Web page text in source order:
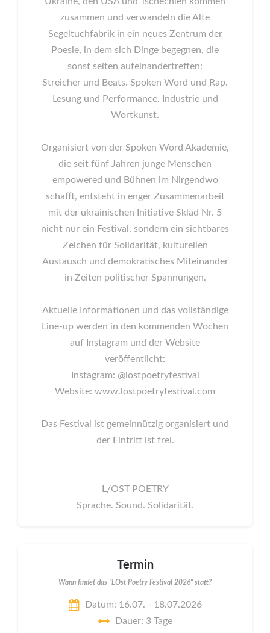
zusammen und verwandeln die Alte
Segeltuchfabrik in ein neues Zentrum der
Poesie, in dem sich Dinge begegnen, die
sonst selten aufeinandertreffen:
Streicher und Beats. Spoken Word und Rap.
Lesung und Performance. Industrie und
Wortkunst.
Organisiert von der Spoken Word Akademie,
die seit fünf Jahren junge Menschen
empowered und Bühnen im Nirgendwo
schafft, entsteht in enger Zusammenarbeit
mit der ukrainischen Initiative Sklad Nr. 5
nicht nur ein Festival, sondern ein sichtbares
Zeichen für Solidarität, kulturellen
Austausch und demokratisches Miteinander
in Zeiten politischer Spannungen.
Aktuelle Informationen und das vollständige
Line-up werden in den kommenden Wochen
auf Instagram und der Website
veröffentlicht:
Instagram: @lostpoetryfestival
Website: www.lostpoetryfestival.com
Das Festival ist gemeinnützig organisiert und
der Eintritt ist frei.
L/OST POETRY
Sprache. Sound. Solidarität.
Termin
Wann findet das "LOst Poetry Festival 2026" statt?
Datum: 16.07. - 18.07.2026
Dauer: 3 Tage